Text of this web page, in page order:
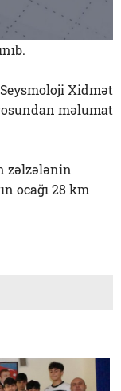
Xidmət
məlumat
zəlzələnin
ocağı 28 km